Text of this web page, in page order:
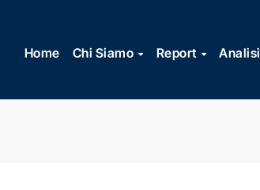
contenuto
Home Chi Siamo Report Analisi